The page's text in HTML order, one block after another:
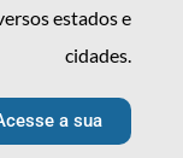
estados e
cidades.
a sua